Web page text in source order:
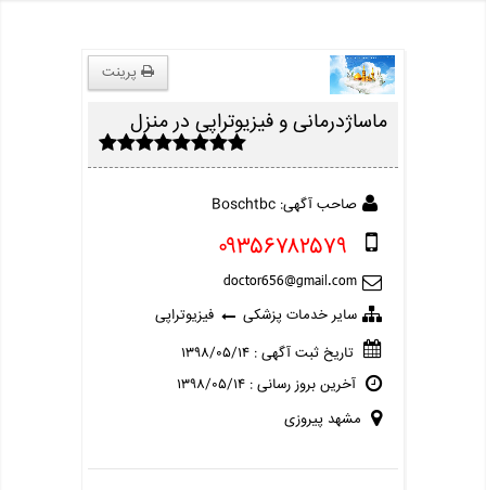
پرینت
ماساژدرمانی و فیزیوتراپی در منزل
صاحب آگهی: Boschtbc
سایر خدمات پزشکی
فیزیوتراپی
تاریخ ثبت آگهی : ۱۳۹۸/۰۵/۱۴
آخرین بروز رسانی : ۱۳۹۸/۰۵/۱۴
مشهد پیروزی